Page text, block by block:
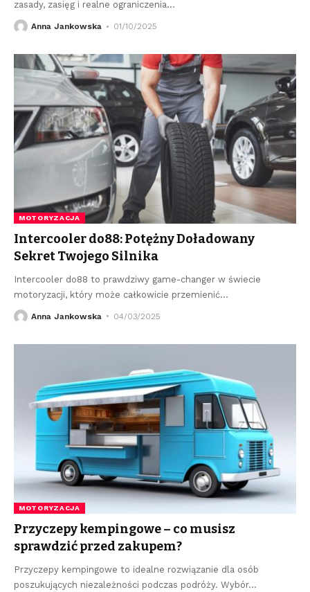
zasady, zasięg i realne ograniczenia…
Anna Jankowska 01/10/2025
MOTORYZACJA
Intercooler do88: Potężny Doładowany
Sekret Twojego Silnika
Intercooler do88 to prawdziwy game-changer w świecie
motoryzacji, który może całkowicie przemienić…
Anna Jankowska 04/03/2025
MOTORYZACJA
Przyczepy kempingowe – co musisz
sprawdzić przed zakupem?
Przyczepy kempingowe to idealne rozwiązanie dla osób
poszukujących niezależności podczas podróży. Wybór…